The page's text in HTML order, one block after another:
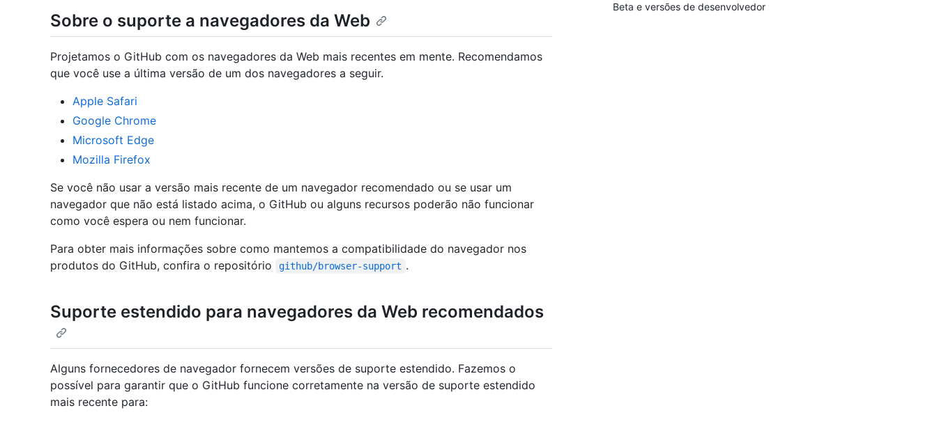
Beta e versões de desenvolvedor
Sobre o suporte a navegadores da Web
Projetamos o GitHub com os navegadores da Web mais recentes em mente. Recomendamos
que você use a última versão de um dos navegadores a seguir.
Apple Safari
Google Chrome
Microsoft Edge
Mozilla Firefox
Se você não usar a versão mais recente de um navegador recomendado ou se usar um
navegador que não está listado acima, o GitHub ou alguns recursos poderão não funcionar
como você espera ou nem funcionar.
Para obter mais informações sobre como mantemos a compatibilidade do navegador nos
produtos do GitHub, confira o repositório
github/browser-support .
Suporte estendido para navegadores da Web recomendados
Alguns fornecedores de navegador fornecem versões de suporte estendido. Fazemos o
possível para garantir que o GitHub funcione corretamente na versão de suporte estendido
mais recente para: